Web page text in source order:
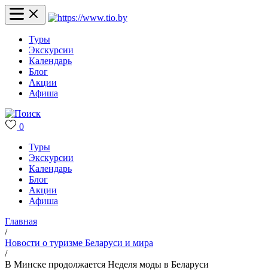
Туры
Экскурсии
Календарь
Блог
Акции
Афиша
0
Туры
Экскурсии
Календарь
Блог
Акции
Афиша
Главная
/
Новости о туризме Беларуси и мира
/
В Минске продолжается Неделя моды в Беларуси